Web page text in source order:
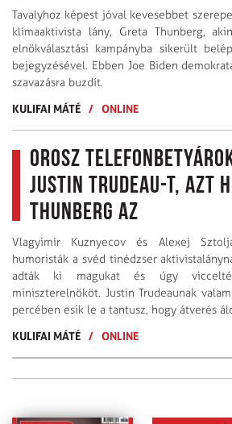
Tavalyhoz képest jóval kevesebbet
klímaaktivista lány, Greta Thunberg,
elnökválasztási kampányba sikerült
bejegyzésével. Ebben Joe Biden
szavazásra buzdít.
KULIFAI MÁTÉ / ONLINE
Orosz
Justin Trudeau-t, azt
Thunberg az
Vlagyimir Kuznyecov és Alexej
humoristák a svéd tinédzser
adták ki magukat és úgy
miniszterelnököt. Justin Trudeaunak
percében esik le a tantusz, hogy átverés
KULIFAI MÁTÉ / ONLINE